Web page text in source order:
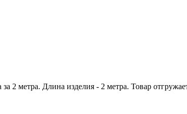
2 метра. Длина изделия - 2 метра. Товар